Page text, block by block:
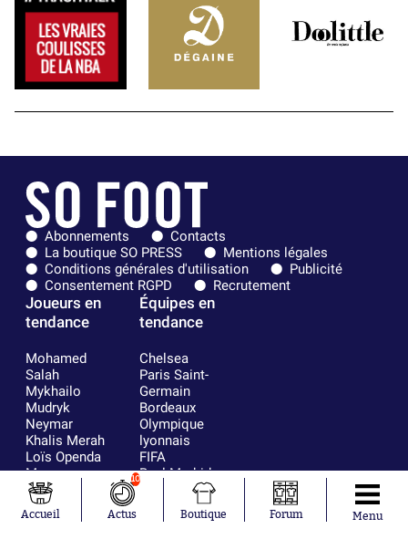
Abonnements
Contacts
La boutique SO PRESS
Mentions légales
Conditions générales d'utilisation
Publicité
Consentement RGPD
Recrutement
Joueurs en
tendance
Mohamed
Salah
Mykhailo
Mudryk
Neymar
Khalis Merah
Loïs Openda
Moussa
Niakhaté
Nicolás
Tagliafico
Équipes en
tendance
Chelsea
Paris Saint-
Germain
Bordeaux
Olympique
lyonnais
FIFA
Real Madrid
RC Strasbourg
AC Milan
France
Accueil
10
Actus Boutique Forum Menu